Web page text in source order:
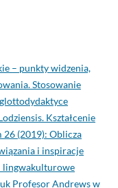
– punkty widzenia,
Stosowanie
Kształcenie
26 (2019): Oblicza
i inspiracje
Profesor Andrews w